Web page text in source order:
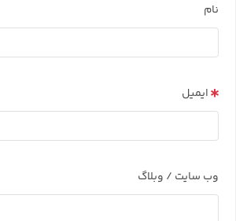
نام
ایمیل
وب سایت / وبلاگ